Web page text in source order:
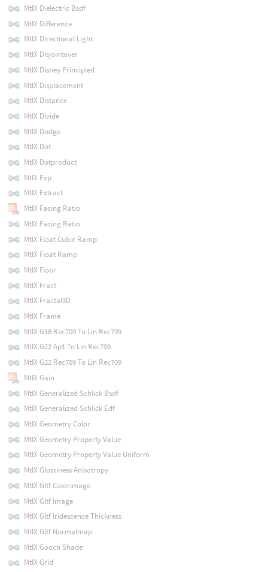
MtlX Dielectric Bsdf
MtlX Difference
MtlX Directional Light
MtlX Disjointover
MtlX Disney Principled
MtlX Displacement
MtlX Distance
MtlX Divide
MtlX Dodge
MtlX Dot
MtlX Dotproduct
MtlX Exp
MtlX Extract
MtlX Facing Ratio
MtlX Facing Ratio
MtlX Float Cubic Ramp
MtlX Float Ramp
MtlX Floor
MtlX Fract
MtlX Fractal3D
MtlX Frame
MtlX G18 Rec709 To Lin Rec709
MtlX G22 Ap1 To Lin Rec709
MtlX G22 Rec709 To Lin Rec709
MtlX Gain
MtlX Generalized Schlick Bsdf
MtlX Generalized Schlick Edf
MtlX Geometry Color
MtlX Geometry Property Value
MtlX Geometry Property Value Uniform
MtlX Glossiness Anisotropy
MtlX Gltf Colorimage
MtlX Gltf Image
MtlX Gltf Iridescence Thickness
MtlX Gltf Normalmap
MtlX Gooch Shade
MtlX Grid